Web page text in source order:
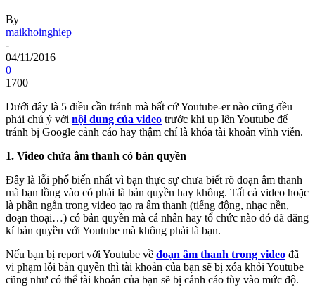
By
maikhoinghiep
-
04/11/2016
0
1700
Dưới đây là 5 điều cần tránh mà bất cứ Youtube-er nào cũng đều
phải chú ý với nội dung của video trước khi up lên Youtube để
tránh bị Google cảnh cáo hay thậm chí là khóa tài khoản vĩnh viễn.
1. Video chứa âm thanh có bản quyền
Đây là lỗi phổ biến nhất vì bạn thực sự chưa biết rõ đoạn âm thanh
mà bạn lồng vào có phải là bản quyền hay không. Tất cả video hoặc
là phần ngắn trong video tạo ra âm thanh (tiếng động, nhạc nền,
đoạn thoại…) có bản quyền mà cá nhân hay tổ chức nào đó đã đăng
kí bản quyền với Youtube mà không phải là bạn.
Nếu bạn bị report với Youtube về đoạn âm thanh trong video đã
vi phạm lỗi bản quyền thì tài khoản của bạn sẽ bị xóa khỏi Youtube
cũng như có thể tài khoản của bạn sẽ bị cảnh cáo tùy vào mức độ.